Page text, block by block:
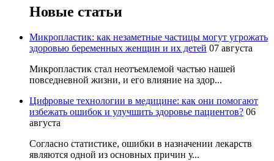
Новые статьи
Микропластик: как незаметные частицы могут угрожать
здоровью беременных женщин и их детей 07 августа
Микропластик стал неотъемлемой частью нашей
повседневной жизни, и его влияние на здор...
Цифровые технологии в медицине: как они помогают
избежать ошибок и улучшить здоровье пациентов? 06
августа
Согласно статистике, ошибки в назначении лекарств
являются одной из основных причин у...